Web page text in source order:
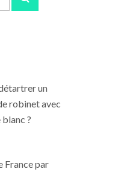
un
robinet avec
?
France par